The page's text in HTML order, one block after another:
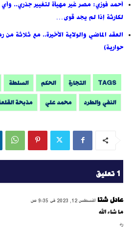
أحمد فوزي: مصر غير مهيأة لتغيير جذري..
لكارثة إذا لم يجد قوى…
العقد الماضي والولاية الأخيرة.. مع ثلاثة من
حوارية)
TAGS التجارة الحكم السلطة
النفي والطرد محمد علي مذبحة
1 تعليق
عادل شتا أغسطس 12, 2023 فى 9:35 ص
ما شاء الله
رد